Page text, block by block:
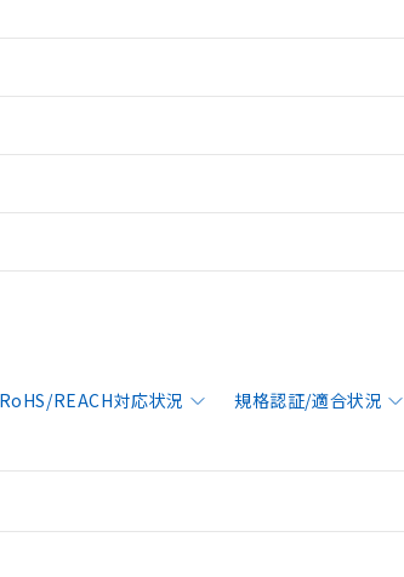
RoHS/REACH対応状況 規格認証/適合状況